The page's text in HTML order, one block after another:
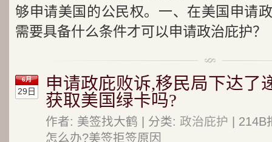
够申请美国的公民权。一、在美国申请
需要具备什么条件才可以申请政治庇护？
6月
29日
申请政庇败诉,移民局下达了
获取美国绿卡吗?
作者: 美签找大鹤 | 分类: 政治庇护 |
怎么办?美签拒签原因